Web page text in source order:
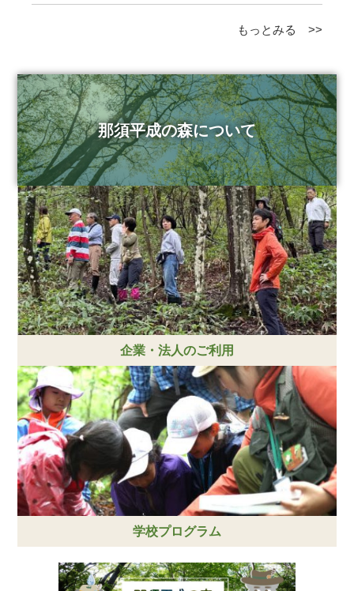
もっとみる >>
那須平成の森について
企業・法人のご利用
学校プログラム